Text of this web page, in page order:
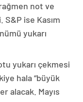
not ve
ise Kasım
yukarı
yukarı çekmesi
hala “büyük
alacak. Mayıs